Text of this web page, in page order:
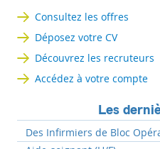
Consultez les offres
Déposez votre CV
Découvrez les recruteurs
Accédez à votre compte
Les
Des Infirmiers de Bloc